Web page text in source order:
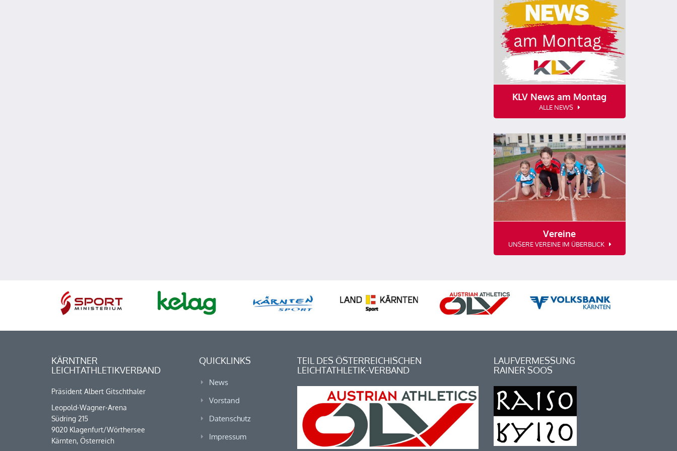
KLV News am Montag
ALLE NEWS
Vereine
UNSERE VEREINE IM ÜBERBLICK
KÄRNTNER
LEICHTATHLETIKVERBAND
Präsident Albert Gitschthaler
Leopold-Wagner-Arena
Südring 215
9020 Klagenfurt/Wörthersee
Kärnten, Österreich
QUICKLINKS
News
Vorstand
Datenschutz
Impressum
TEIL DES ÖSTERREICHISCHEN
LEICHTATHLETIK-VERBAND
LAUFVERMESSUNG
RAINER SOOS